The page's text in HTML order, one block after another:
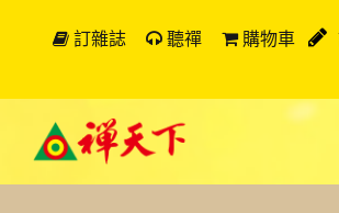
訂雜誌 聽禪 購物車